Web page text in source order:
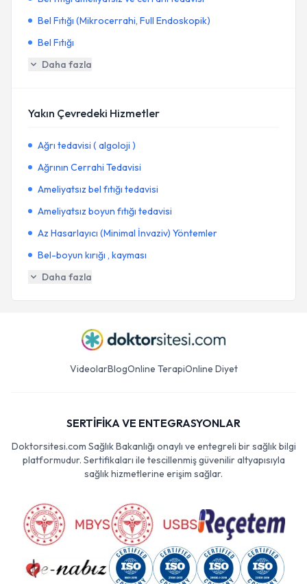
Bel Fıtığı (Mikrocerrahi, Full Endoskopik)
Bel Fıtığı
Daha fazla
Yakın Çevredeki Hizmetler
Ağrı tedavisi ( algoloji )
Ağrının Cerrahi Tedavisi
Ameliyatsız bel fıtığı tedavisi
Ameliyatsız boyun fıtığı tedavisi
Az Hasarlayıcı (Minimal İnvaziv) Yöntemler
Bel-boyun kırığı , kayması
Daha fazla
VideolarBlogOnline TerapiOnline Diyet
SERTİFİKA VE ENTEGRASYONLAR
Doktorsitesi.com Sağlık Bakanlığı onaylı ve entegreli bir sağlık bilgi
platformudur. Sertifikaları ile tescillenmiş güvenilir altyapısıyla
sağlık hizmetlerine erişim sağlar.